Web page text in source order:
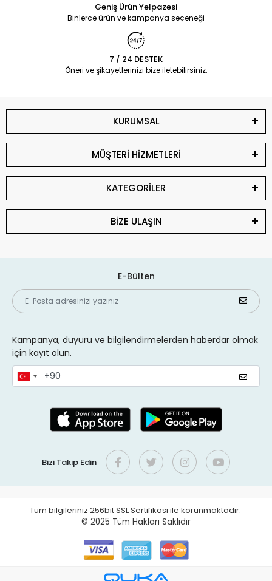
Geniş Ürün Yelpazesi
Binlerce ürün ve kampanya seçeneği
7 / 24 DESTEK
Öneri ve şikayetlerinizi bize iletebilirsiniz.
KURUMSAL
MÜŞTERİ HİZMETLERİ
KATEGORİLER
BİZE ULAŞIN
E-Bülten
Kampanya, duyuru ve bilgilendirmelerden haberdar olmak
için kayıt olun.
Bizi Takip Edin
Tüm bilgileriniz 256bit SSL Sertifikası ile korunmaktadır.
© 2025 Tüm Hakları Saklıdır